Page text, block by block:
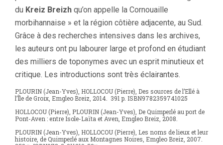
du Kreiz Breizh qu’on appelle la Cornouaille
morbihannaise » et la région côtière adjacente, au Sud.
Grâce à des recherches intensives dans les archives,
les auteurs ont pu labourer large et profond en étudiant
des milliers de toponymes avec un esprit minutieux et
critique. Les introductions sont très éclairantes.
PLOURIN (Jean-Yves), HOLLOCOU (Pierre), Des sources de l’Ellé à
l’Île de Groix, Emgleo Breiz, 2014. 391 p. ISBN9782359741025
HOLLOCOU (Pierre), PLOURIN (Jean-Yves), De Quimperlé au port de
Pont-Aven : entre Isole-Laïta et Aven, Emgleo Breiz, 2008.
PLOURIN (Jean-Yves), HOLLOCOU (Pierre), Les noms de lieux et leur
histoire, de Quimperlé aux Montagnes Noires , Emgleo Breiz, 2007.